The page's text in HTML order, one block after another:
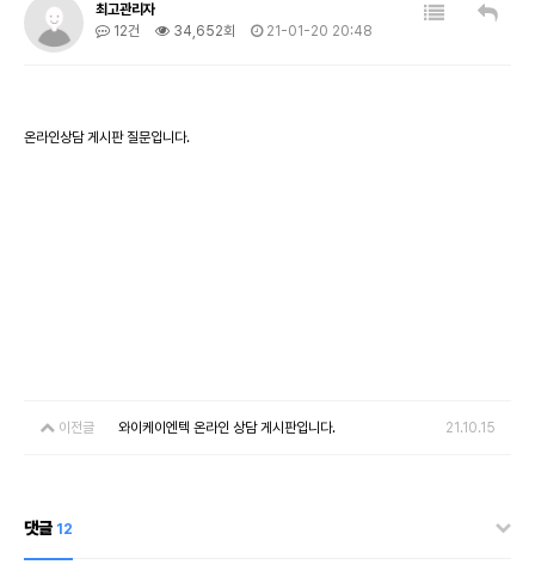
최고관리자
12건
34,652회 21-01-20 20:48
온라인상담 게시판 질문입니다.
이전글 와이케이엔텍 온라인 상담 게시판입니다. 21.10.15
댓글 12